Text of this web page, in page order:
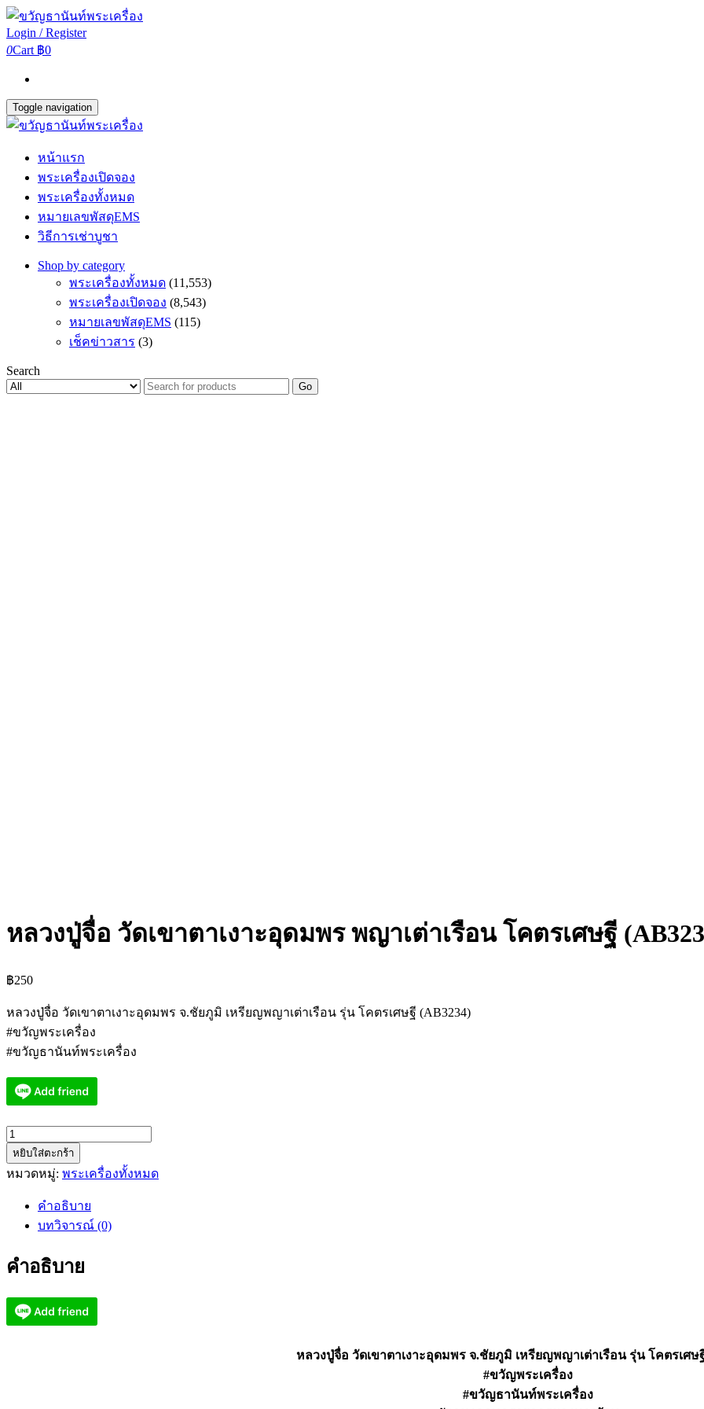
Login / Register
0Cart ฿0
Toggle navigation
หน้าแรก
พระเครื่องเปิดจอง
พระเครื่องทั้งหมด
หมายเลขพัสดุEMS
วิธีการเช่าบูชา
Shop by category
พระเครื่องทั้งหมด (11,553)
พระเครื่องเปิดจอง (8,543)
หมายเลขพัสดุEMS (115)
เช็คข่าวสาร (3)
Search
Go
หลวงปู่จื่อ วัดเขาตาเงาะอุดมพร พญาเต่าเรือน โคตรเศษฐี
฿250
หลวงปู่จื่อ วัดเขาตาเงาะอุดมพร จ.ชัยภูมิ เหรียญพญาเต่าเรือน รุ่น โคตรเศษฐี (AB3234)
#ขวัญพระเครื่อง
#ขวัญธานันท์พระเครื่อง
จำนวน
หล
วง
ตา
อุดม
หยิบใส่ตะกร้า
หมวดหมู่: พระเครื่องทั้งหมด
คำอธิบาย
บทวิจารณ์ (0)
คำอธิบาย
หลวงปู่จื่อ วัดเขาตาเงาะอุดมพร จ.ชัยภูมิ เหรียญพญาเต่าเรือน รุ่น โคตรเศษ
#ขวัญพระเครื่อง
#ขวัญธานันท์พระเครื่อง